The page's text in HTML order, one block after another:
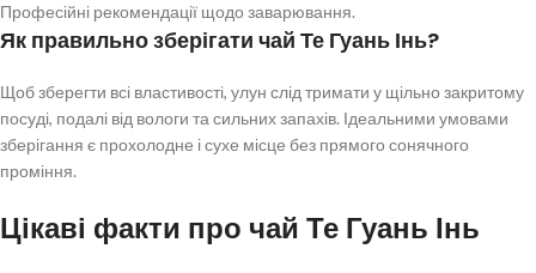
Професійні рекомендації щодо заварювання.
Як правильно зберігати чай Те Гуань Інь?
Щоб зберегти всі властивості, улун слід тримати у щільно закритому
посуді, подалі від вологи та сильних запахів. Ідеальними умовами
зберігання є прохолодне і сухе місце без прямого сонячного
проміння.
Цікаві факти про чай Те Гуань Інь